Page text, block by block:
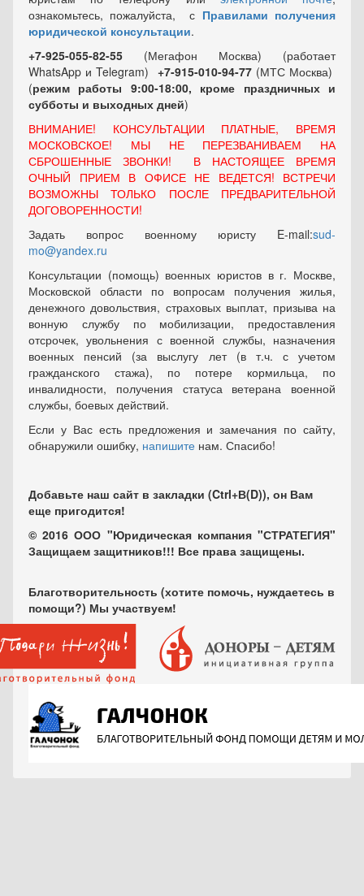
ознакомьтесь, пожалуйста, с Правилами получения
юридической консультации.
+7-925-055-82-55 (Мегафон Москва) (работает
WhatsApp и Telegram) +7-915-010-94-77 (МТС Москва)
(режим работы 9:00-18:00, кроме праздничных и
субботы и выходных дней)
ВНИМАНИЕ! КОНСУЛЬТАЦИИ ПЛАТНЫЕ, ВРЕМЯ
МОСКОВСКОЕ! МЫ НЕ ПЕРЕЗВАНИВАЕМ НА
СБРОШЕННЫЕ ЗВОНКИ! В НАСТОЯЩЕЕ ВРЕМЯ
ОЧНЫЙ ПРИЕМ В ОФИСЕ НЕ ВЕДЕТСЯ! ВСТРЕЧИ
ВОЗМОЖНЫ ТОЛЬКО ПОСЛЕ ПРЕДВАРИТЕЛЬНОЙ
ДОГОВОРЕННОСТИ!
Задать вопрос военному юристу E-mail:sud-
mo@yandex.ru
Консультации (помощь) военных юристов в г. Москве,
Московской области по вопросам получения жилья,
денежного довольствия, страховых выплат, призыва на
вонную службу по мобилизации, предоставления
отсрочек, увольнения с военной службы, назначения
военных пенсий (за выслугу лет (в т.ч. с учетом
гражданского стажа), по потере кормильца, по
инвалидности, получения статуса ветерана военной
службы, боевых действий.
Если у Вас есть предложения и замечания по сайту,
обнаружили ошибку, напишите нам. Спасибо!
Добавьте наш сайт в закладки (Ctrl+В(D)), он Вам
еще пригодится!
© 2016 ООО "Юридическая компания "СТРАТЕГИЯ"
Защищаем защитников!!! Все права защищены.
Благотворительность (хотите помочь, нуждаетесь в
помощи?) Мы участвуем!